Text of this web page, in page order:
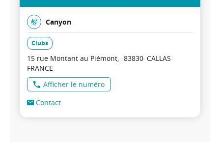
Canyon
Clubs
15 rue Montant au Piémont 83830 CALLAS
FRANCE
Afficher le numéro
Contact